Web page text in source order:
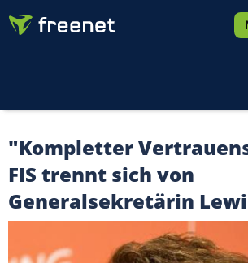
"Kompletter
FIS trennt sich von
Generalsekretärin